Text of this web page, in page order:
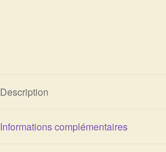
Description
Informations complémentaires